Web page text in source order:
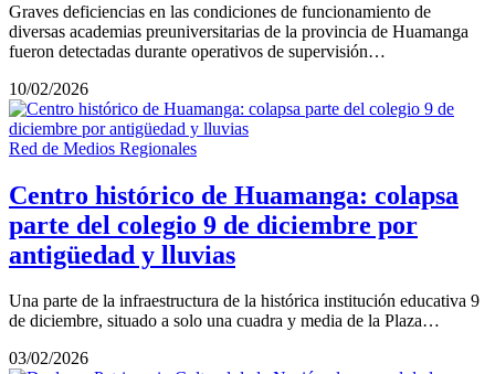
Graves deficiencias en las condiciones de funcionamiento de
diversas academias preuniversitarias de la provincia de Huamanga
fueron detectadas durante operativos de supervisión…
10/02/2026
Red de Medios Regionales
Centro histórico de Huamanga: colapsa
parte del colegio 9 de diciembre por
antigüedad y lluvias
Una parte de la infraestructura de la histórica institución educativa 9
de diciembre, situado a solo una cuadra y media de la Plaza…
03/02/2026